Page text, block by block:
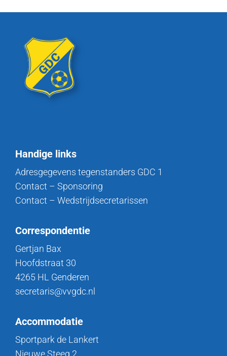
Handige links
Adresgegevens tegenstanders GDC 1
Contact – Sponsoring
Contact – Wedstrijdsecretarissen
Correspondentie
Gertjan Bax
Hoofdstraat 30
4265 HL Genderen
secretaris@vvgdc.nl
Accommodatie
Sportpark de Lankert
Nieuwe Steeg 2